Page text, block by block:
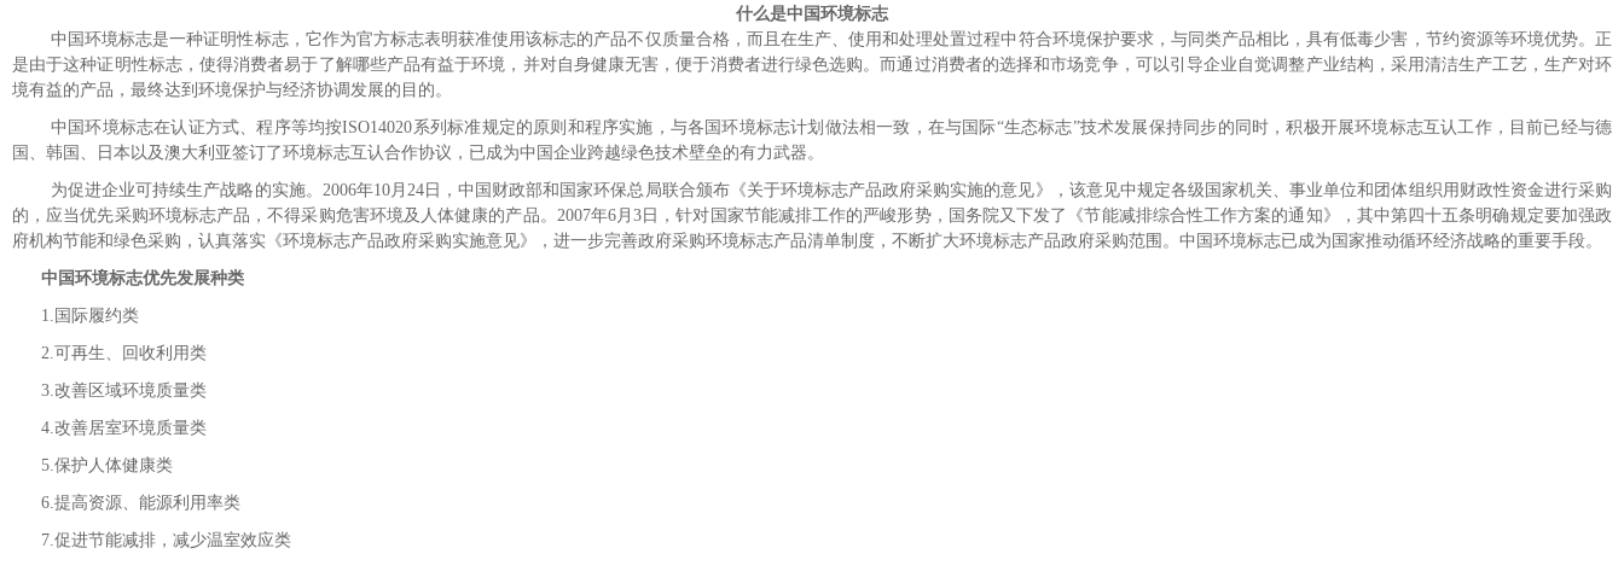
什么是中国环境标志
中国环境标志是一种证明性标志，它作为官方标志表明获准使用该标志的产品不仅质量合格，而且在生产、使用和处理处置过程中符合环境保护要求，与同类产品相比，具有低毒少害，节约资源等环境优势。正
是由于这种证明性标志，使得消费者易于了解哪些产品有益于环境，并对自身健康无害，便于消费者进行绿色选购。而通过消费者的选择和市场竞争，可以引导企业自觉调整产业结构，采用清洁生产工艺，生产对环
境有益的产品，最终达到环境保护与经济协调发展的目的。
中国环境标志在认证方式、程序等均按ISO14020系列标准规定的原则和程序实施，与各国环境标志计划做法相一致，在与国际“生态标志”技术发展保持同步的同时，积极开展环境标志互认工作，目前已经与德
国、韩国、日本以及澳大利亚签订了环境标志互认合作协议，已成为中国企业跨越绿色技术壁垒的有力武器。
为促进企业可持续生产战略的实施。 2006年10月24日，中国财政部和国家环保总局联合颁布《关于环境标志产品政府采购实施的意见》，该意见中规定各级国家机关、事业单位和团体组织用财政性资金进行采购
的，应当优先采购环境标志产品，不得采购危害环境及人体健康的产品。2007年6月3日，针对国家节能减排工作的严峻形势，国务院又下发了《节能减排综合性工作方案的通知》，其中第四十五条明确规定要加强政
府机构节能和绿色采购，认真落实《环境标志产品政府采购实施意见》，进一步完善政府采购环境标志产品清单制度，不断扩大环境标志产品政府采购范围。中国环境标志已成为国家推动循环经济战略的重要手段。
中国环境标志优先发展种类
1. 国际履约类
2.可再生、回收利用类
3.改善区域环境质量类
4.改善居室环境质量类
5.保护人体健康类
6.提高资源、能源利用率类
7.促进节能减排，减少温室效应类